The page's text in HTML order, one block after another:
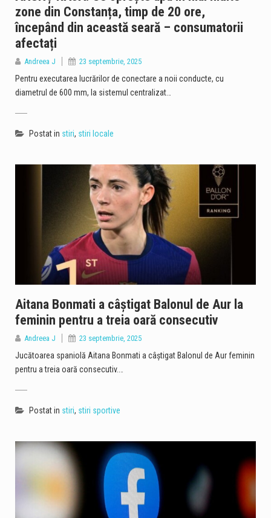
zone din Constanța, timp de 20 ore,
începând din această seară – consumatorii
afectați
Andreea J 23 septembrie, 2025
Pentru executarea lucrărilor de conectare a noii conducte, cu
diametrul de 600 mm, la sistemul centralizat…
Postat in stiri, stiri locale
Aitana Bonmati a câştigat Balonul de Aur la
feminin pentru a treia oară consecutiv
Andreea J 23 septembrie, 2025
Jucătoarea spaniolă Aitana Bonmati a câştigat Balonul de Aur feminin
pentru a treia oară consecutiv.…
Postat in stiri, stiri sportive